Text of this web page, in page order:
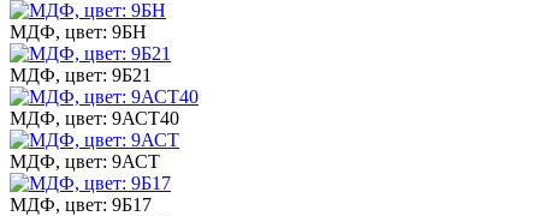
МДФ, цвет: 9БН
МДФ, цвет: 9Б21
МДФ, цвет: 9АСТ40
МДФ, цвет: 9АСТ
МДФ, цвет: 9Б17